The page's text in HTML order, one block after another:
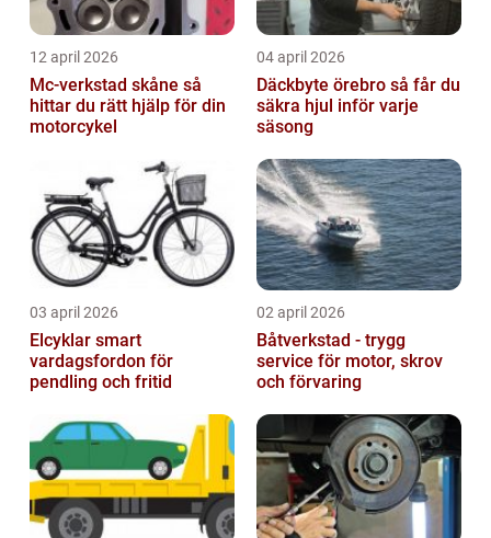
12 april 2026
Mc-verkstad skåne så
hittar du rätt hjälp för din
motorcykel
04 april 2026
Däckbyte örebro så får du
säkra hjul inför varje
säsong
03 april 2026
Elcyklar smart
vardagsfordon för
pendling och fritid
02 april 2026
Båtverkstad - trygg
service för motor, skrov
och förvaring